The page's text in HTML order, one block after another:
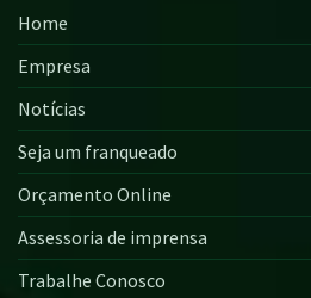
Home
Empresa
Notícias
Seja um franqueado
Orçamento Online
Assessoria de imprensa
Trabalhe Conosco